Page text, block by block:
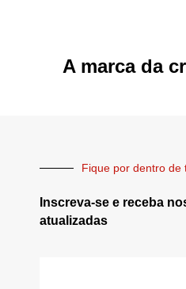
A marca da
Fique por dentro de
Inscreva-se e receba
atualizadas